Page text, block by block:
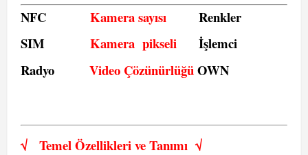
NFC Kamera sayısı
Renkler
SIM
Kamera pikseli
İşlemci
Radyo
Video ÇözünürlüğüOWN
√ Temel Özellikleri veTanımı √